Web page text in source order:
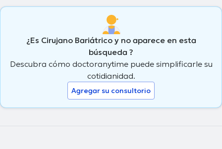
¿Es Cirujano Bariátrico y no aparece en esta
búsqueda ?
Descubra cómo doctoranytime puede simplificarle su
cotidianidad.
Agregar su consultorio